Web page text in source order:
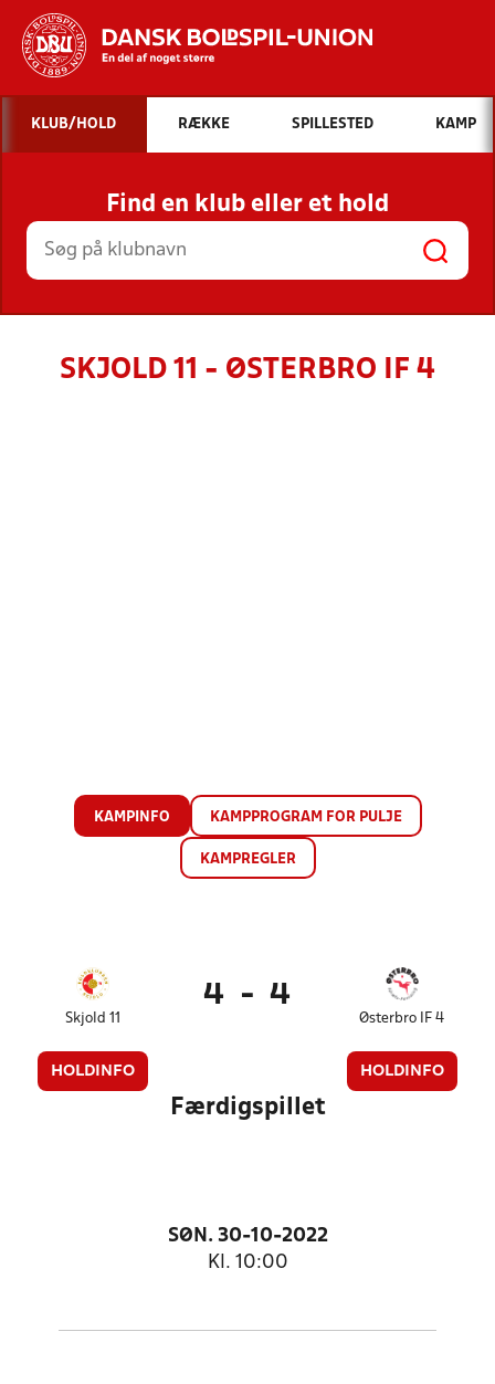
Hvad vil du søge efter?
INDHOLD OG NYHEDER
STILLINGER, RESULTATER, KLUBBER OG
HOLD
KLUB/HOLD RÆKKE SPILLESTED KAMP
Find en klub eller et hold
SKJOLD 11 - ØSTERBRO IF 4
KAMPINFO KAMPPROGRAM FOR PULJE
KAMPREGLER
Skjold 11
HOLDINFO
4 - 4
Østerbro IF 4
HOLDINFO
Færdigspillet
SØN. 30-10-2022
Kl. 10:00